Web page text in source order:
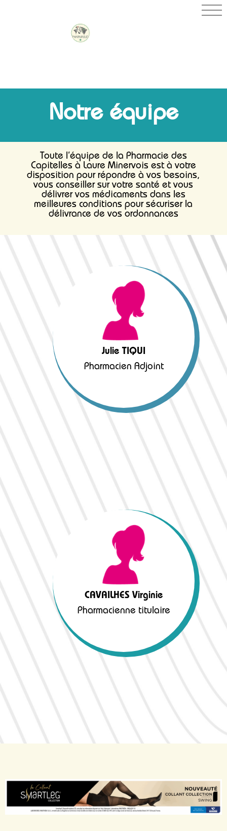
Notre équipe
Toute l’équipe de la Pharmacie des
Capitelles à Laure Minervois est à votre
disposition pour répondre à vos besoins,
vous conseiller sur votre santé et vous
délivrer vos médicaments dans les
meilleures conditions pour sécuriser la
délivrance de vos ordonnances
Julie TIQUI
Pharmacien Adjoint
Julie TIQUI
Pharmacien Adjoint
CAVAILHES Virginie
Pharmacienne titulaire
CAVAILHES Virginie
Pharmacienne titulaire